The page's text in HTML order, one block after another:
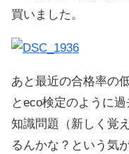
買いました。
あと最近の合格率の
とeco検定のように
知識問題（新しく覚
るんかな？という気